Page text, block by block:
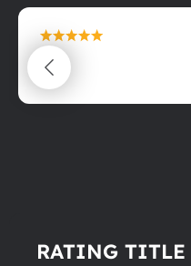
maximální spokojenost
22.06.2025
RATING TITLE